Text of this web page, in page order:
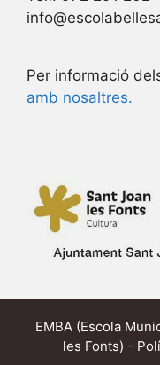
Per informació
amb nosaltres.
EMBA (Escola
les Fonts) -